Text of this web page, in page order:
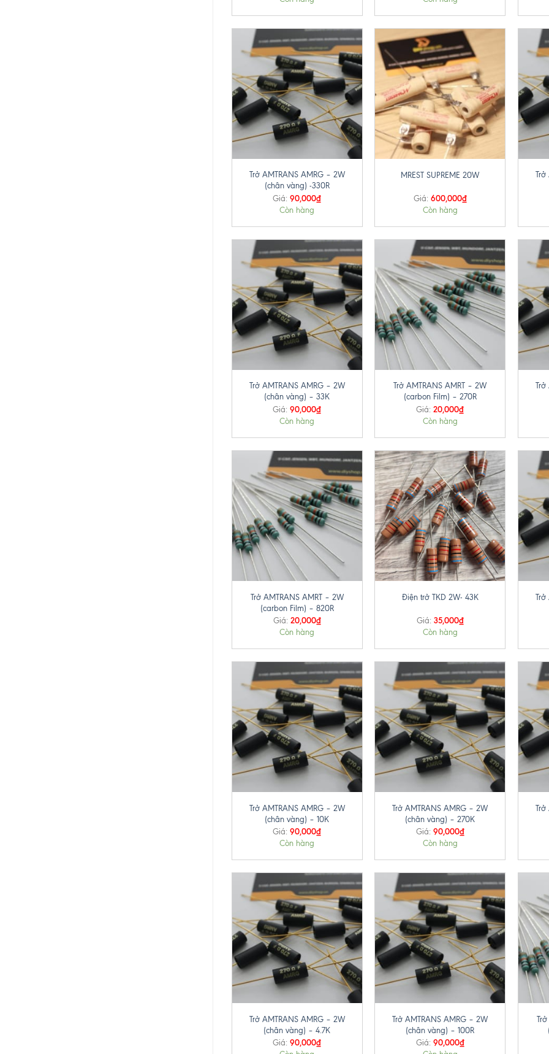
Trở AMTRANS AMRG – 2W
(chân vàng) -330R
Giá: 90,000₫
Còn hàng
MREST SUPREME 20W
Giá: 600,000₫
Còn hàng
Trở
Trở AMTRANS AMRG – 2W
(chân vàng) – 33K
Giá: 90,000₫
Còn hàng
Trở AMTRANS AMRT – 2W
(carbon Film) – 270R
Giá: 20,000₫
Còn hàng
Trở
Trở AMTRANS AMRT – 2W
(carbon Film) – 820R
Giá: 20,000₫
Còn hàng
+
Điện trở TKD 2W- 43K
Giá: 35,000₫
Còn hàng
Trở
Trở AMTRANS AMRG – 2W
(chân vàng) – 10K
Giá: 90,000₫
Còn hàng
Trở AMTRANS AMRG – 2W
(chân vàng) – 270K
Giá: 90,000₫
Còn hàng
Trở
Trở AMTRANS AMRG – 2W
(chân vàng) – 4.7K
Giá: 90,000₫
Trở AMTRANS AMRG – 2W
(chân vàng) – 100R
Giá: 90,000₫